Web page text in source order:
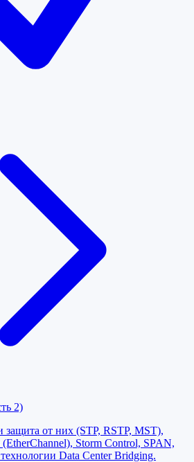
2)
защита от них (STP, RSTP, MST),
(EtherChannel), Storm Control, SPAN,
Data Center Bridging.